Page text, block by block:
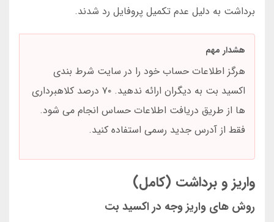
برداشت به دلیل عدم تکمیل پروفایل رد شدند.
هشدار مهم
هرگز اطلاعات حساب خود را در سایت شرط بندی
اکسید بت به دیگران ارائه ندهید. ۷۰ درصد کلاهبرداری
ها از طریق دریافت اطلاعات حساس انجام می شود.
فقط از آدرس جدید رسمی استفاده کنید.
واریز و برداشت (کامل)
روش های واریز وجه در اکسید بت